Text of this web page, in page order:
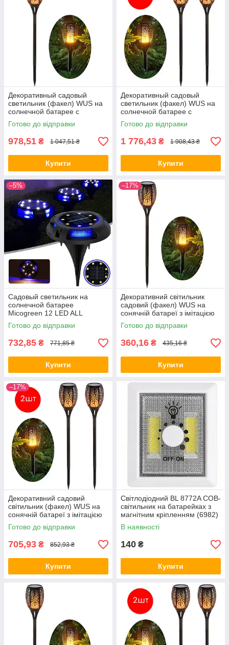
Декоративный садовый
светильник (факел) WUS на
солнечной батарее с
имитацией огня Flame Light
96 Led ALL Качество + 906
Готово до відправки
978,51 ₴ 1 047,51 ₴
Купити
Декоративный садовый
светильник (факел) WUS на
солнечной батарее с
имитацией огня 96 Led (2 шт)
ALL Качество + 1000
Готово до відправки
1 776,43 ₴ 1 908,43 ₴
Купити
–5%
Садовый светильник на
солнечной батарее
Micogreen 12 LED ALL
Качество + 940
Готово до відправки
732,85 ₴ 771,85 ₴
Купити
–17%
Декоративний світильник
садовий (факел) WUS на
сонячній батареї з імітацією
вогню Flame Light Led 51 ALL
Качество + 1342
Готово до відправки
360,16 ₴ 435,16 ₴
Купити
–17%
Декоративний садовий
світильник (факел) WUS на
сонячній батареї з імітацією
вогню 51 Led (2 шт.) ALL
Качество + 1427
Готово до відправки
705,93 ₴ 852,93 ₴
Купити
Світлодіодний BL 8772A COB-
світильник на батарейках з
магнітним кріпленням (6982)
В наявності
140 ₴
Купити